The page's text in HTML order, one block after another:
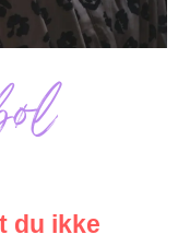
du ikke